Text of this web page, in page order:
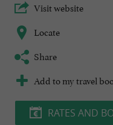
Visit website
Locate
Share
Add to my travel
RATES AND